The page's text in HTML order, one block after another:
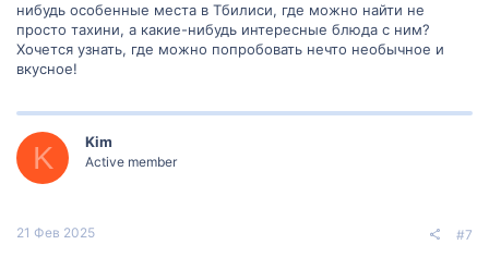
нибудь особенные места в Тбилиси, где можно найти не
просто тахини, а какие-нибудь интересные блюда с ним?
Хочется узнать, где можно попробовать нечто необычное и
вкусное!
K Kim
Active member
21 Фев 2025 #7